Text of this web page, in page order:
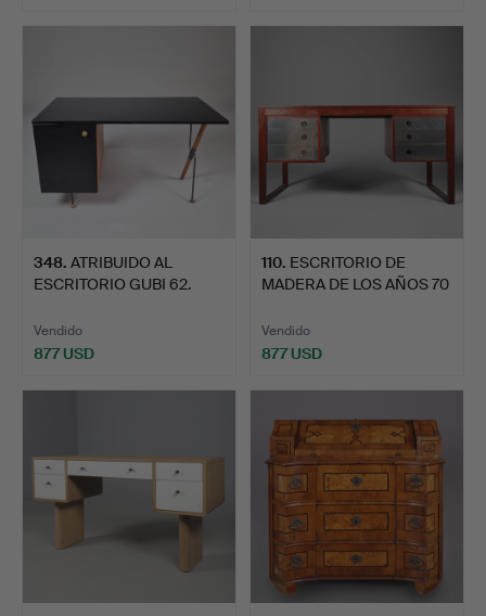
348. ATRIBUIDO AL
ESCRITORIO GUBI 62.
Vendido
877 USD
110. ESCRITORIO DE
MADERA DE LOS AÑOS 70
Vendido
877 USD